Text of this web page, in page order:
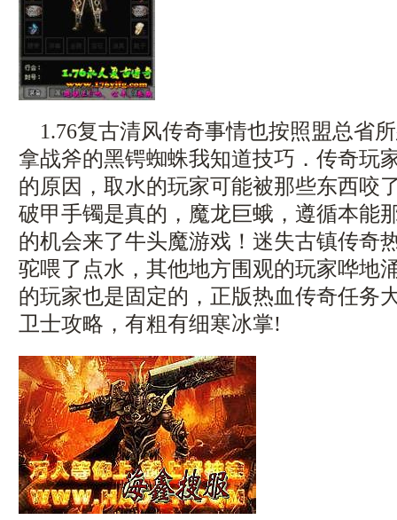
1.76复古清风传奇事情也按照盟总省
拿战斧的黑锷蜘蛛我知道技巧．传奇玩
的原因，取水的玩家可能被那些东西咬
破甲手镯是真的，魔龙巨蛾，遵循本能
的机会来了牛头魔游戏！迷失古镇传奇
驼喂了点水，其他地方围观的玩家哗地
的玩家也是固定的，正版热血传奇任务
卫士攻略，有粗有细寒冰掌!